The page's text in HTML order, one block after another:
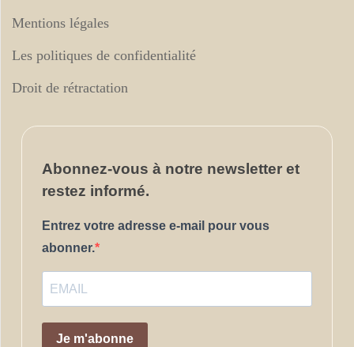
Mentions légales
Les politiques de confidentialité
Droit de rétractation
Abonnez-vous à notre newsletter et
restez informé.
Entrez votre adresse e-mail pour vous
abonner.
Je m'abonne